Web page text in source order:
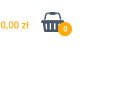
0,00 zł 0